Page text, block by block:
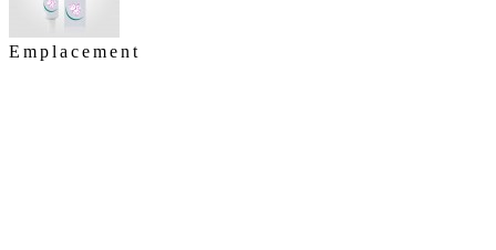
Emplacement